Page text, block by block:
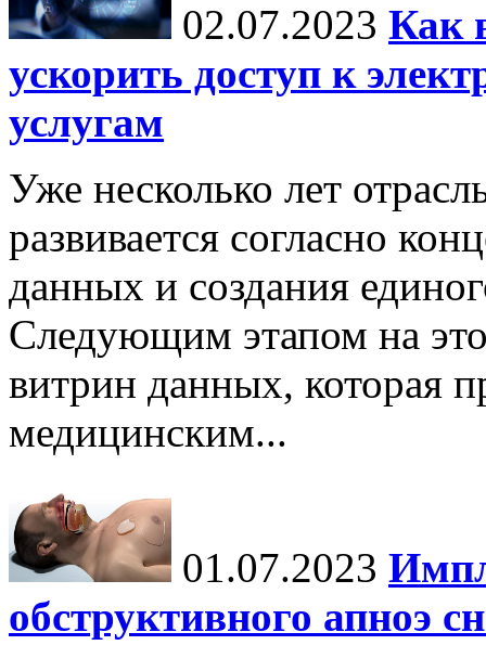
02.07.2023 Как
ускорить доступ к
услугам
Уже несколько лет
развивается согласно
данных и создания
Следующим этапом на
витрин данных, которая
медицинским...
01.07.2023
обструктивного апноэ